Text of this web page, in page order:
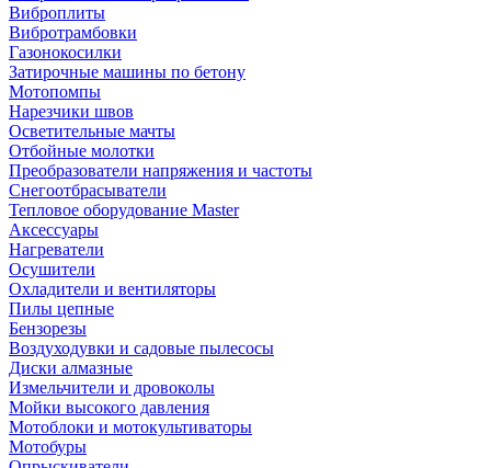
Виброплиты
Вибротрамбовки
Газонокосилки
Затирочные машины по бетону
Мотопомпы
Нарезчики швов
Осветительные мачты
Отбойные молотки
Преобразователи напряжения и частоты
Снегоотбрасыватели
Тепловое оборудование Master
Аксессуары
Нагреватели
Осушители
Охладители и вентиляторы
Пилы цепные
Бензорезы
Воздуходувки и садовые пылесосы
Диски алмазные
Измельчители и дровоколы
Мойки высокого давления
Мотоблоки и мотокультиваторы
Мотобуры